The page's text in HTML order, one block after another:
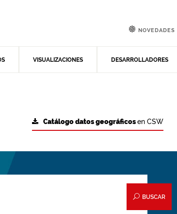
VISUALIZACIONES DESARROLLADORES
NOVEDADES
Catálogo datos geográficosen CSW
BUSCAR